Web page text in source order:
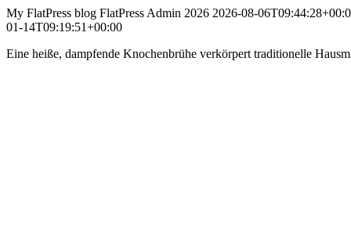
My FlatPress blog FlatPress Admin 2026 2026-08-
01-14T09:19:51+00:00
Eine heiße, dampfende Knochenbrühe verkörpert traditionelle